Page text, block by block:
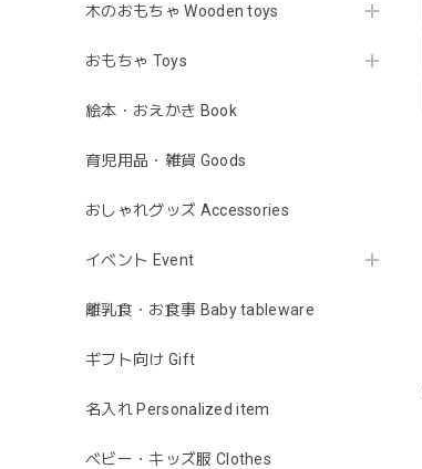
木のおもちゃ Wooden toys
おもちゃ Toys
絵本・おえかき Book
育児用品・雑貨 Goods
おしゃれグッズ Accessories
イベント Event
離乳食・お食事 Baby tableware
ギフト向け Gift
名入れ Personalized item
ベビー・キッズ服 Clothes